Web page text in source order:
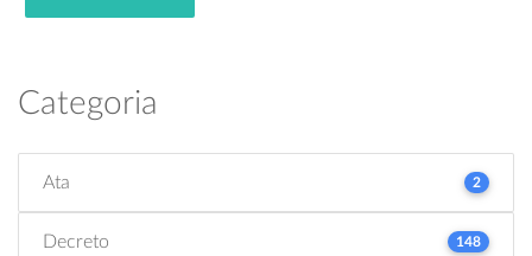
Categoria
Ata 2
Decreto 148